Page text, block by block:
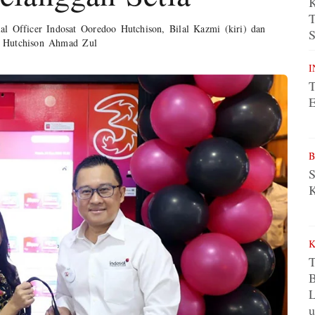
Officer Indosat Ooredoo Hutchison, Bilal Kazmi (kiri) dan
Ahmad Zul